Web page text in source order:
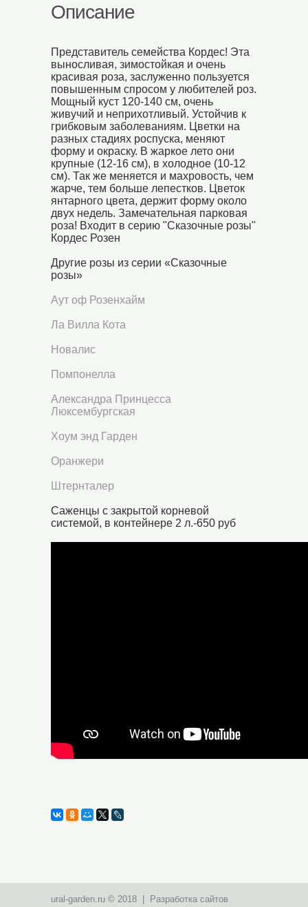
Описание
Представитель семейства Кордес! Эта
выносливая, зимостойкая и очень
красивая роза, заслуженно пользуется
повышенным спросом у любителей роз.
Мощный куст 120-140 см, очень
живучий и неприхотливый. Устойчив к
грибковым заболеваниям. Цветки на
разных стадиях роспуска, меняют
форму и окраску. В жаркое лето они
крупные (12-16 см), в холодное (10-12
см). Так же меняется и махровость, чем
жарче, тем больше лепестков. Цветок
янтарного цвета, держит форму около
двух недель. Замечательная парковая
роза! Входит в серию "Сказочные розы"
Кордес Розен
Другие розы из серии «Сказочные
розы»
Аут оф Розенхайм
Ла Вилла Кота
Новалис
Помпонелла
Александра Принцесса
Люксембургская
Хоум энд Гарден
Оранжери
Штернталер
Саженцы с закрытой корневой
системой, в контейнере 2 л.-650 руб
ural-garden.ru © 2018 | Разработка сайтов